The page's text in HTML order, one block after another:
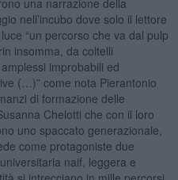
nell’incubo dove solo il lettore
“un percorso che va dal pulp
insomma, da coltelli
improbabili ed
(…)” come nota Pierantonio
di formazione delle
Chelotti che con il loro
uno spaccato generazionale,
come protagoniste due
naif, leggera e